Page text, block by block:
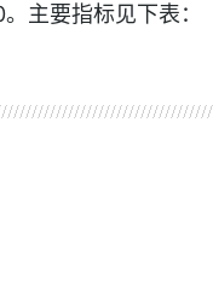
主要指标见下表：